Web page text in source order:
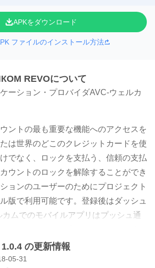
APKをダウンロード
ファイルのインストール方法
REVOについて
ーション・プロバイダAVC-ウェルカ
ントの最も重要な機能へのアクセスを
は世界のどこのクレジットカードを使
でなく、ロックを支払う、信頼の支払
ウントのロックを解除することができ
ョンのユーザーのためにプロジェクト
版で利用可能です。登録後はダッシュ
カムでのモバイルアプリはプッシュ通
から必要な最も重要なニュースや情報
ために利用可能となります。このモバ
ンは、（加入者115リュベルツイ地区
の更新情報
05-31